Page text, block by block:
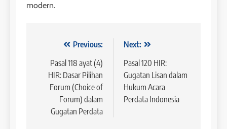
modern.
Navigasi
pos
Previous:
Pasal 118 ayat (4)
HIR: Dasar Pilihan
Forum (Choice of
Forum) dalam
Gugatan Perdata
Next:
Pasal 120 HIR:
Gugatan Lisan dalam
Hukum Acara
Perdata Indonesia